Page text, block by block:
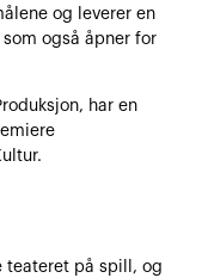
og leverer en
også åpner for
har en
teateret på spill, og